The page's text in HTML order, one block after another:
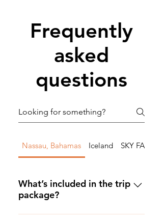
Passeport valide
Code de confirmation de la compagnie
aérienne
Frequently
asked
questions
Nassau, Bahamas Iceland SKY FALL
What’s included in the trip
package?
The package includes